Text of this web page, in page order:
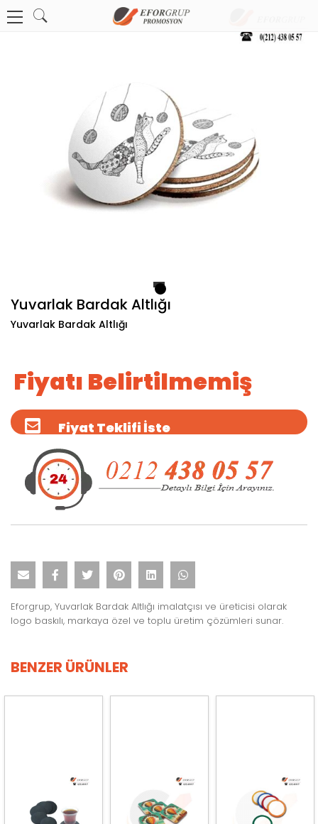
Yuvarlak Bardak Altlığı
Yuvarlak Bardak Altlığı
Fiyatı Belirtilmemiş
Fiyat Teklifi İste
Eforgrup, Yuvarlak Bardak Altlığı imalatçısı ve üreticisi olarak
logo baskılı, markaya özel ve toplu üretim çözümleri sunar.
BENZER ÜRÜNLER